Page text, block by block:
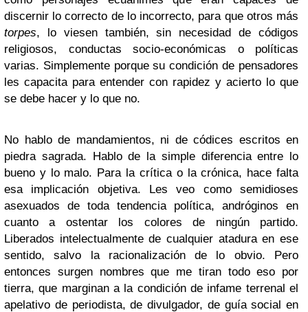
discernir lo correcto de lo incorrecto, para que otros más
torpes, lo viesen también, sin necesidad de códigos
religiosos, conductas socio-económicas o políticas
varias. Simplemente porque su condición de pensadores
les capacita para entender con rapidez y acierto lo que
se debe hacer y lo que no.
No hablo de mandamientos, ni de códices escritos en
piedra sagrada. Hablo de la simple diferencia entre lo
bueno y lo malo. Para la crítica o la crónica, hace falta
esa implicación objetiva. Les veo como semidioses
asexuados de toda tendencia política, andróginos en
cuanto a ostentar los colores de ningún partido.
Liberados intelectualmente de cualquier atadura en ese
sentido, salvo la racionalización de lo obvio. Pero
entonces surgen nombres que me tiran todo eso por
tierra, que marginan a la condición de infame terrenal el
apelativo de periodista, de divulgador, de guía social en